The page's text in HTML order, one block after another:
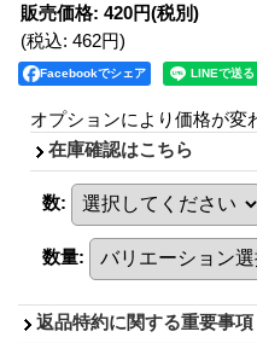
販売価格: 420円(税別)
(税込: 462円)
Facebookでシェア
オプションにより価格が変
在庫確認はこちら
数:
数量:
返品特約に関する重要事項